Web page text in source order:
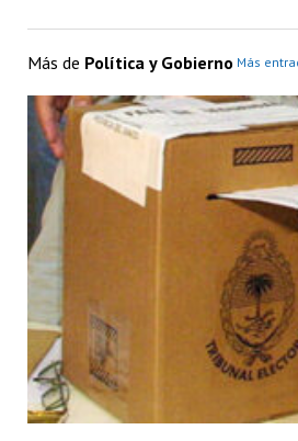
Más de Política y Gobierno Más